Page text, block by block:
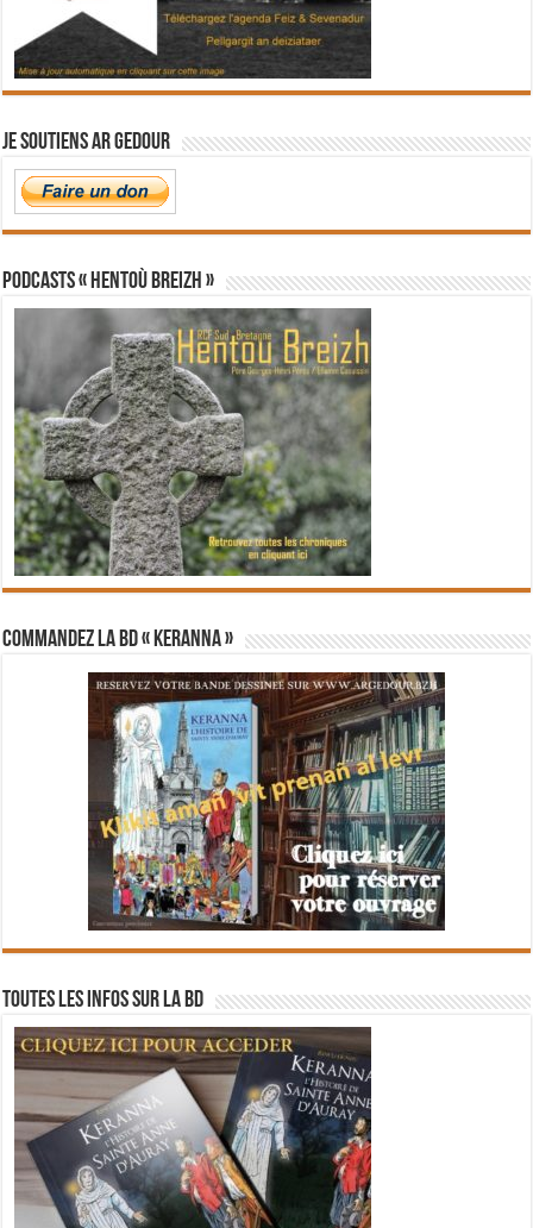
Je soutiens Ar Gedour
PODCASTS « Hentoù Breizh »
Commandez la BD « Keranna »
Toutes les infos sur la BD